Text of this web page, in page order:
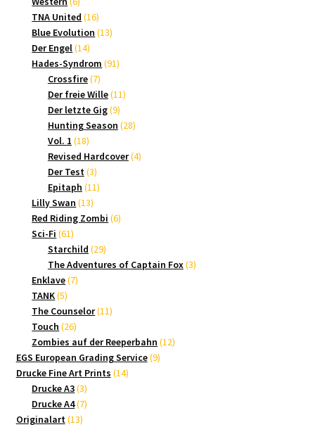
Produkte
TNA United 1616
Produkte
Blue Evolution 1313
Der Engel 1414
Produkte
Hades-Syndrom 9191
Crossfire 77
Produkte
Der freie Wille 1111
Der letzte Gig 99
Produkte
Hunting Season 2828
Vol. 1 1818
Produkte
Revised Hardcover 44
Der Test 33
Produkte
Epitaph 1111
Lilly Swan 1313
Produkte
Red Riding Zombi 66
Sci-Fi 6161
Produkte
Starchild 2929
Produkte
The Adventures of Captain Fox 33
Enklave 77
TANK 55
Produkte
The Counselor 1111
Touch 2626
Produkte
Zombies auf der Reeperbahn 1212
EGS European Grading Service 99
Drucke Fine Art Prints 1414
Drucke A3 33
Produkte
Drucke A4 77
Originalart 1313